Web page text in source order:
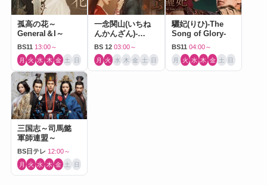
孤高の花～
General＆I～
BS11 13:00～
月 火 水 木 金 土 日
一念関山(いちね
んかんざん)-
Journey to Love-
BS 12 03:00～
月 火 水 木 金 土 日
驪妃(りひ)-The
Song of Glory-
BS11 04:00～
月 火 水 木 金 土 日
三国志～司馬懿
軍師連盟～
BS日テレ 12:00～
月 火 水 木 金 土 日